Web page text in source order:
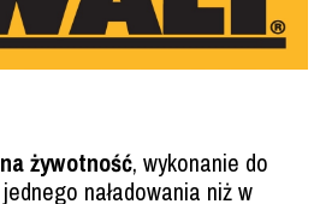
żywotność, wykonanie do
naładowania niż w